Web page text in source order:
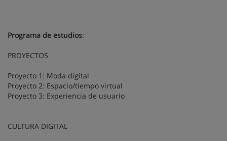
Programa de estudios:
PROYECTOS
Proyecto 1: Moda digital
Proyecto 2: Espacio/tiempo virtual
Proyecto 3: Experiencia de usuario
CULTURA DIGITAL